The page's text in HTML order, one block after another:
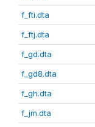
f_fti.dta
f_ftj.dta
f_gd.dta
f_gd8.dta
f_gh.dta
f_jm.dta